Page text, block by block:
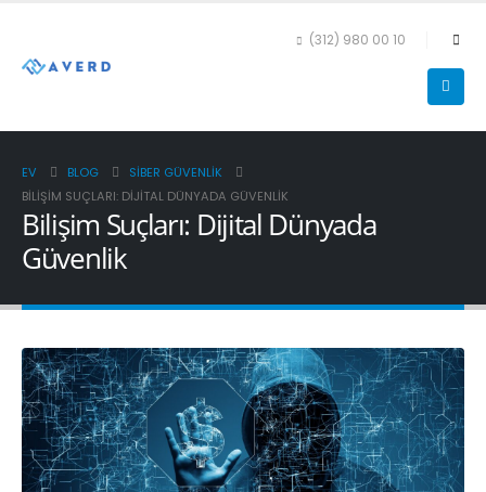
(312) 980 00 10
EV BLOG
SIBER GÜVENLIK
BILIŞIM SUÇLARI: DIJITAL DÜNYADA GÜVENLIK
Bilişim Suçları: Dijital Dünyada
Güvenlik